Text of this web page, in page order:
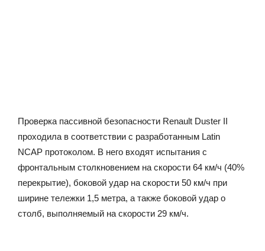
Проверка пассивной безопасности Renault Duster II
проходила в соответствии с разработанным Latin
NCAP протоколом. В него входят испытания с
фронтальным столкновением на скорости 64 км/ч (40%
перекрытие), боковой удар на скорости 50 км/ч при
ширине тележки 1,5 метра, а также боковой удар о
столб, выполняемый на скорости 29 км/ч.